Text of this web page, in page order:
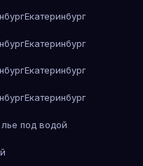
Екатеринбург
Екатеринбург
Екатеринбург
Екатеринбург
под водой